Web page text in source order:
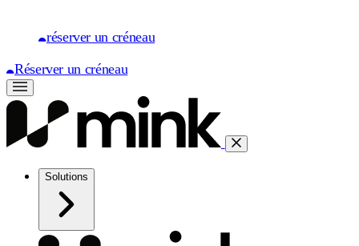
réserver un créneau
Réserver un créneau
Solutions